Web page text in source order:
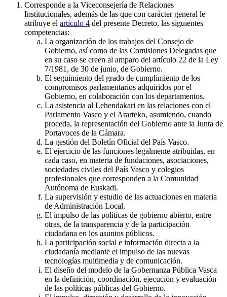
Corresponde a la Viceconsejería de Relaciones
Institucionales, además de las que con carácter general le
atribuye el artículo 4 del presente Decreto, las siguientes
competencias:
La organización de los trabajos del Consejo de
Gobierno, así como de las Comisiones Delegadas que
en su caso se creen al amparo del artículo 22 de la Ley
7/1981, de 30 de junio, de Gobierno.
El seguimiento del grado de cumplimiento de los
compromisos parlamentarios adquiridos por el
Gobierno, en colaboración con los departamentos.
La asistencia al Lehendakari en las relaciones con el
Parlamento Vasco y el Ararteko, asumiendo, cuando
proceda, la representación del Gobierno ante la Junta de
Portavoces de la Cámara.
La gestión del Boletín Oficial del País Vasco.
El ejercicio de las funciones legalmente atribuidas, en
cada caso, en materia de fundaciones, asociaciones,
sociedades civiles del País Vasco y colegios
profesionales que corresponden a la Comunidad
Autónoma de Euskadi.
La supervisión y estudio de las actuaciones en materia
de Administración Local.
El impulso de las políticas de gobierno abierto, entre
otras, de la transparencia y de la participación
ciudadana en los asuntos públicos.
La participación social e información directa a la
ciudadanía mediante el impulso de las nuevas
tecnologías multimedia y de comunicación.
El diseño del modelo de la Gobernanza Pública Vasca
en la definición, coordinación, ejecución y evaluación
de las políticas públicas del Gobierno.